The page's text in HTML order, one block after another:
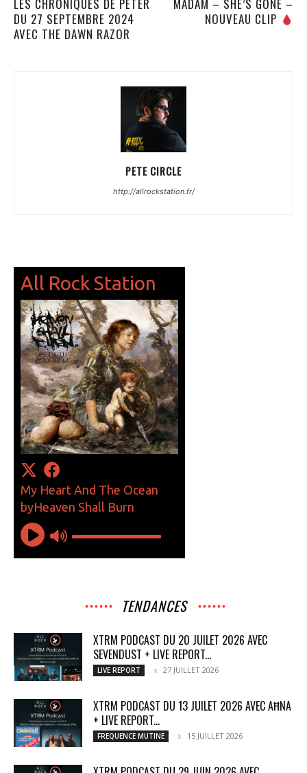
LES CHRONIQUES DE PETER
DU 27 SEPTEMBRE 2024
AVEC THE DAWN RAZOR
MADAM – SHE’S GONE –
NOUVEAU CLIP
PETE CIRCLE
http://allrockstation.fr/
TENDANCES
XTRM PODCAST DU 20 JUILET 2026 AVEC
SEVENDUST + LIVE REPORT...
LIVE REPORT 27 JUILLET 2026
XTRM PODCAST DU 13 JUILET 2026 AVEC AĦNA
+ LIVE REPORT...
FREQUENCE MUTINE 15 JUILLET 2026